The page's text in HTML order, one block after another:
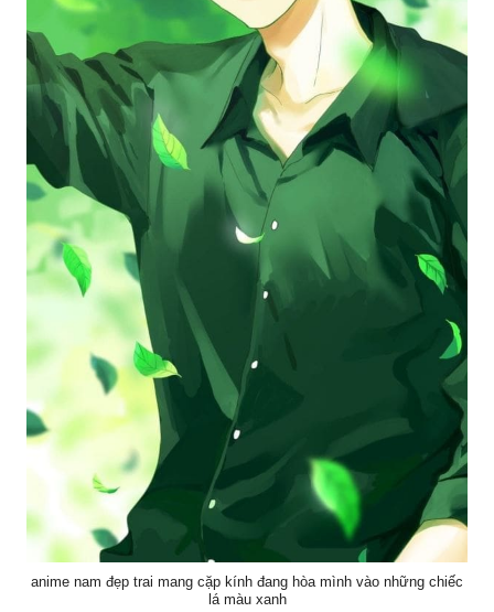
anime nam đẹp trai mang cặp kính đang hòa mình vào những chiếc
lá màu xanh